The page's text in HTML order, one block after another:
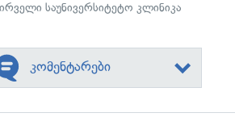
საუნივერსიტეტო კლინიკა
კომენტარები